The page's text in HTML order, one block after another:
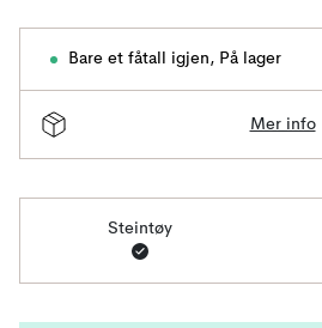
Bare et fåtall igjen, På lager
Mer info
Steintøy